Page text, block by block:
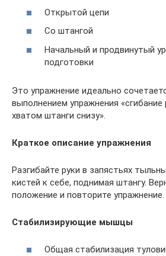
Открытой цепи
Со штангой
Начальный и продвинутый
подготовки
Это упражнение идеально
выполнением упражнения «сгибание
хватом штанги снизу».
Краткое описание упражнения
Разгибайте руки в запястьях
кистей к себе, поднимая штангу.
положение и повторите упражнение.
Стабилизирующие мышцы
Общая стабилизация